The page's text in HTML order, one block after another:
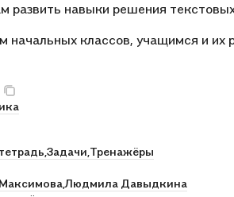
развить навыки решения
начальных классов, учащимся и их
Задачи, Тренажёры
Людмила Давыдкина